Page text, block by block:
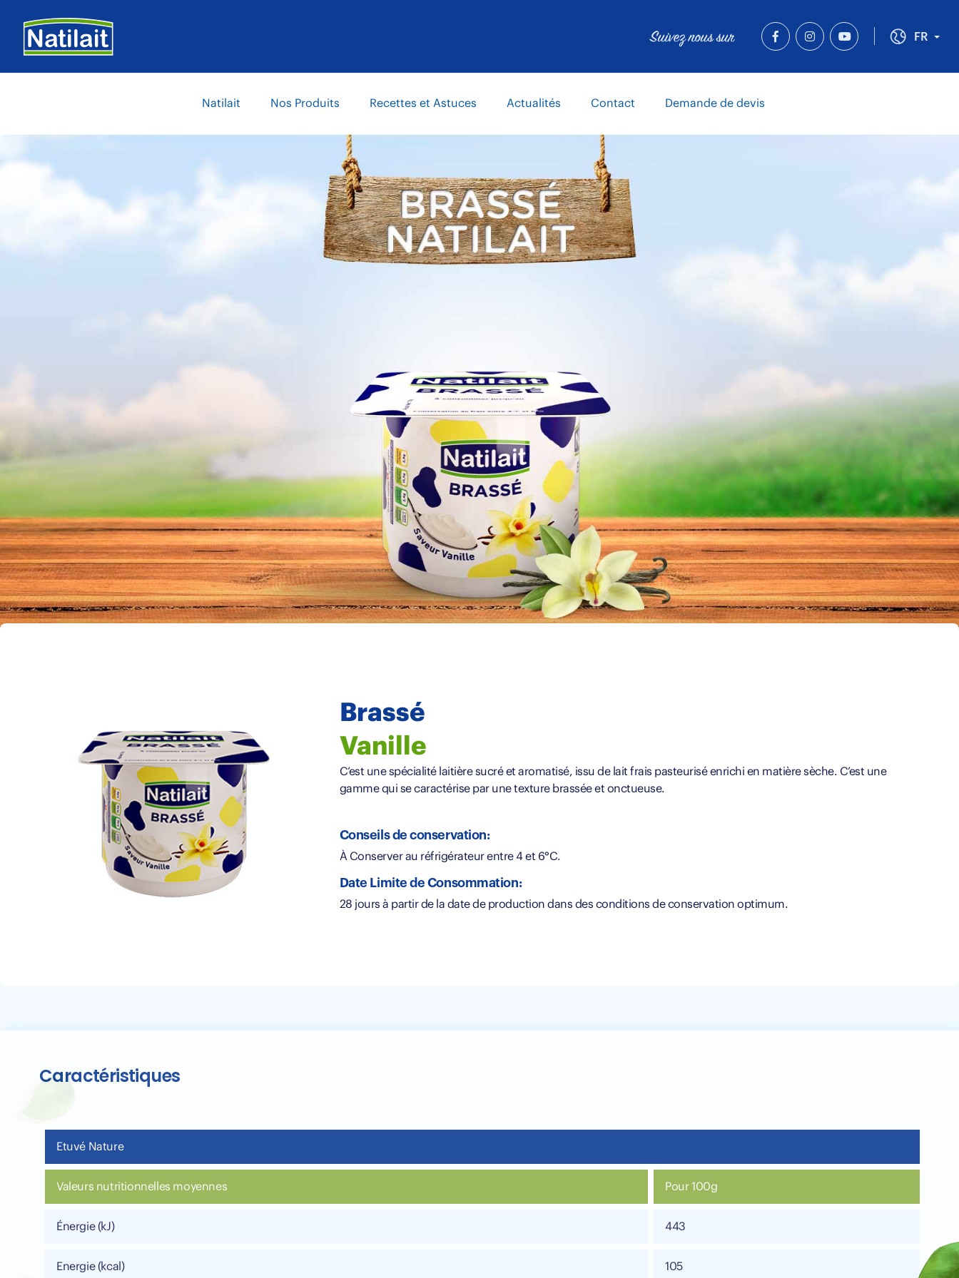
contenu
principal FR
Suivez nous sur
navigation
Natilait Nos Produits Recettes et Astuces Actualités Contact Demande de devis
Brassé
Vanille
C’est une spécialité laitière sucré et aromatisé, issu de lait frais pasteurisé enrichi en matière sèche. C’est une
gamme qui se caractérise par une texture brassée et onctueuse.
Conseils de conservation:
À Conserver au réfrigérateur entre 4 et 6°C.
Date Limite de Consommation:
28 jours à partir de la date de production dans des conditions de conservation optimum.
Caractéristiques
Etuvé Nature
Valeurs nutritionnelles moyennes Pour 100g
Énergie (kJ) 443
Energie (kcal) 105